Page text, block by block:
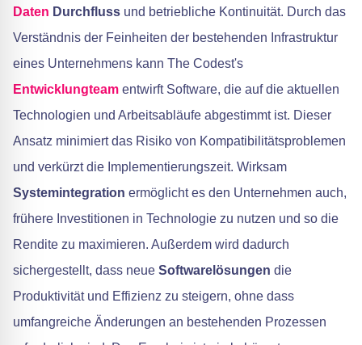
Daten Durchfluss und betriebliche Kontinuität. Durch das
Verständnis der Feinheiten der bestehenden Infrastruktur
eines Unternehmens kann The Codest's
Entwicklungteam entwirft Software, die auf die aktuellen
Technologien und Arbeitsabläufe abgestimmt ist. Dieser
Ansatz minimiert das Risiko von Kompatibilitätsproblemen
und verkürzt die Implementierungszeit. Wirksam
Systemintegration ermöglicht es den Unternehmen auch,
frühere Investitionen in Technologie zu nutzen und so die
Rendite zu maximieren. Außerdem wird dadurch
sichergestellt, dass neue Softwarelösungen die
Produktivität und Effizienz zu steigern, ohne dass
umfangreiche Änderungen an bestehenden Prozessen